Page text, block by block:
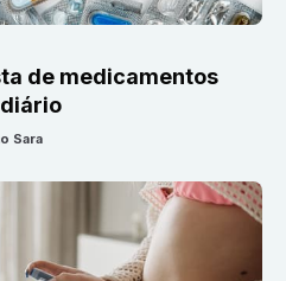
de medicamentos
Sara